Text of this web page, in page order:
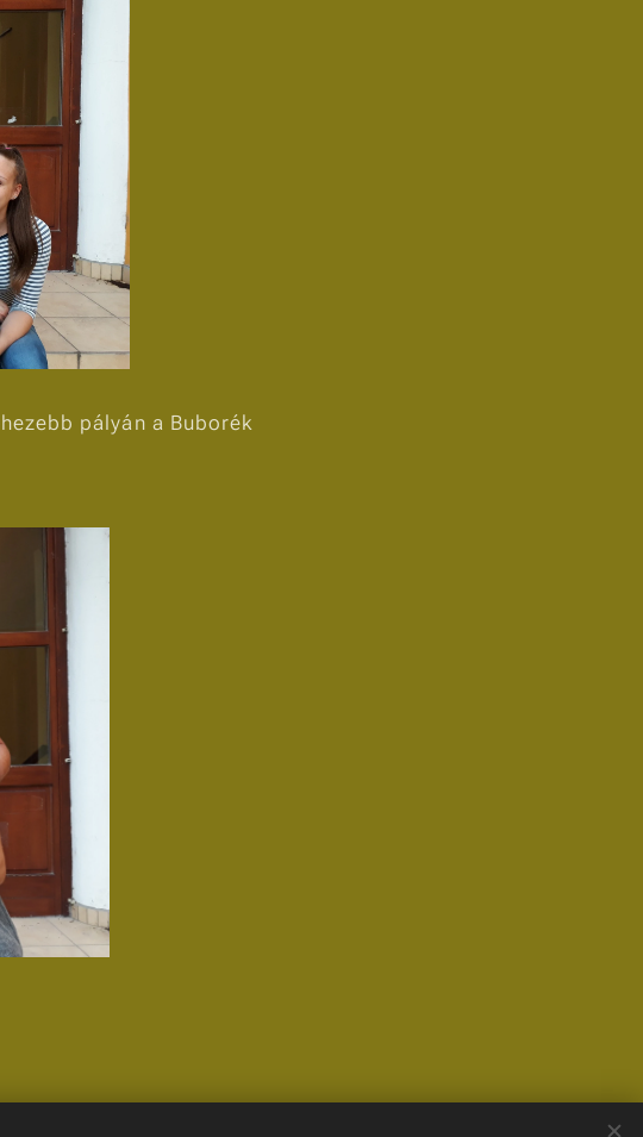
pályán a Buborék